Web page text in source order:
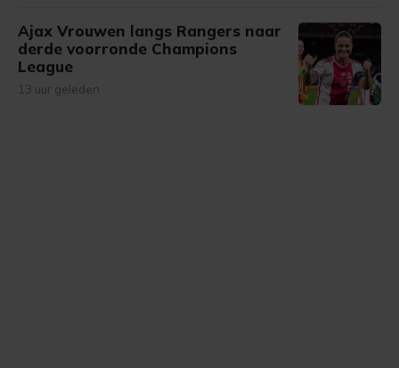
Ajax Vrouwen langs Rangers naar
derde voorronde Champions
League
13 uur geleden